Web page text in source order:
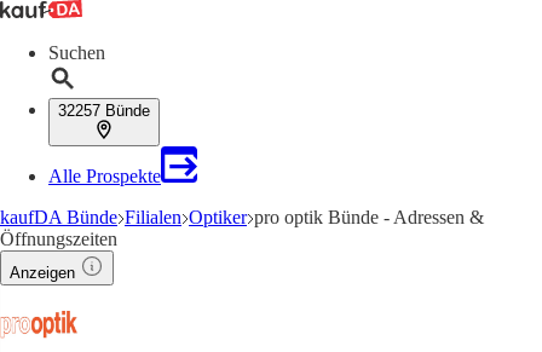
Suchen
32257 Bünde
Alle Prospekte
kaufDA Bünde Filialen Optiker pro optik Bünde - Adressen &
Öffnungszeiten
Anzeigen